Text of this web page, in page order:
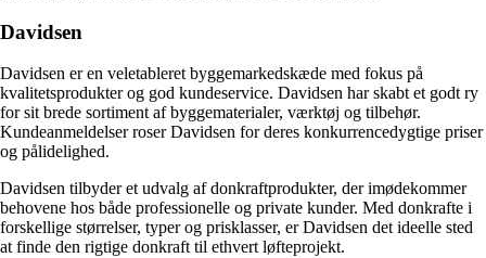
Davidsen
Davidsen er en veletableret byggemarkedskæde med fokus på
kvalitetsprodukter og god kundeservice. Davidsen har skabt et godt ry
for sit brede sortiment af byggematerialer, værktøj og tilbehør.
Kundeanmeldelser roser Davidsen for deres konkurrencedygtige priser
og pålidelighed.
Davidsen tilbyder et udvalg af donkraftprodukter, der imødekommer
behovene hos både professionelle og private kunder. Med donkrafte i
forskellige størrelser, typer og prisklasser, er Davidsen det ideelle sted
at finde den rigtige donkraft til ethvert løfteprojekt.